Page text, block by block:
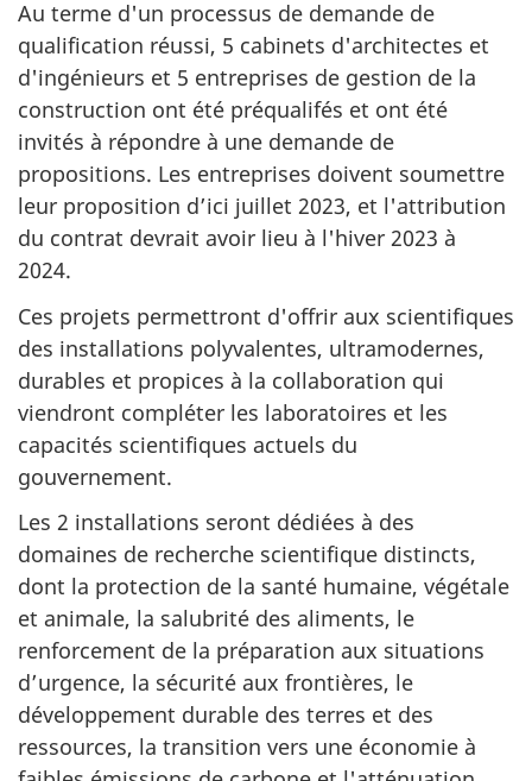
Au terme d'un processus de demande de
qualification réussi, 5 cabinets d'architectes et
d'ingénieurs et 5 entreprises de gestion de la
construction ont été préqualifés et ont été
invités à répondre à une demande de
propositions. Les entreprises doivent soumettre
leur proposition d’ici juillet 2023, et l'attribution
du contrat devrait avoir lieu à l'hiver 2023 à
2024.
Ces projets permettront d'offrir aux scientifiques
des installations polyvalentes, ultramodernes,
durables et propices à la collaboration qui
viendront compléter les laboratoires et les
capacités scientifiques actuels du
gouvernement.
Les 2 installations seront dédiées à des
domaines de recherche scientifique distincts,
dont la protection de la santé humaine, végétale
et animale, la salubrité des aliments, le
renforcement de la préparation aux situations
d’urgence, la sécurité aux frontières, le
développement durable des terres et des
ressources, la transition vers une économie à